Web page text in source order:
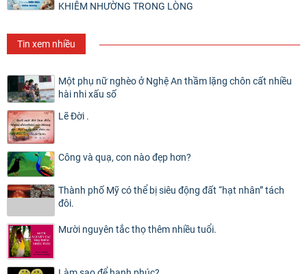
KHIÊM NHƯỜNG TRONG LÒNG
Tin xem nhiều
Một phụ nữ nghèo ở Nghệ An thầm lặng chôn cất nhiều
hài nhi xấu số
Lẽ Đời .
Công và quạ, con nào đẹp hơn?
Thành phố Mỹ có thể bị siêu động đất “hạt nhân” tách
đôi.
Mười nguyên tắc thọ thêm nhiều tuổi.